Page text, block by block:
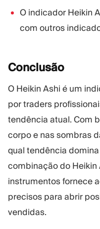
O indicador Heikin
com outros
Conclusão
O Heikin Ashi é um
por traders
tendência atual. Com
corpo e nas sombras
qual tendência
combinação do Heikin
instrumentos fornece
precisos para abrir
vendidas.